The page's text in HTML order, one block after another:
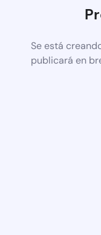
Se está
publicará en